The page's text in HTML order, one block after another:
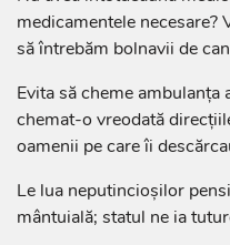
medicamentele necesare?
să întrebăm bolnavii de
Evita să cheme ambulanța
chemat-o vreodată
oamenii pe care îi
Le lua neputincioșilor
mântuială; statul ne ia